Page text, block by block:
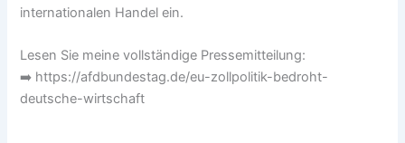
internationalen Handel ein.
Lesen Sie meine vollständige Pressemitteilung:
➡️ https://afdbundestag.de/eu-zollpolitik-bedroht-
deutsche-wirtschaft